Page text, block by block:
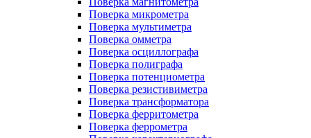
Поверка микрометра
Поверка мультиметра
Поверка омметра
Поверка осциллографа
Поверка полиграфа
Поверка потенциометра
Поверка резистивиметра
Поверка трансформатора
Поверка ферритометра
Поверка феррометра